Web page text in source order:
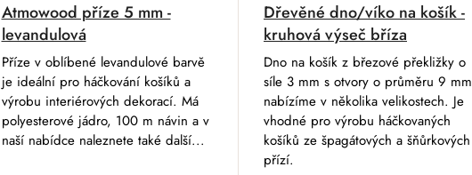
Atmowood příze 5 mm -
levandulová
Příze v oblíbené levandulové barvě
je ideální pro háčkování košíků a
výrobu interiérových dekorací. Má
polyesterové jádro, 100 m návin a v
naší nabídce naleznete také další...
Dřevěné dno/víko na košík -
kruhová výseč bříza
Dno na košík z březové překližky o
síle 3 mm s otvory o průměru 9 mm
nabízíme v několika velikostech. Je
vhodné pro výrobu háčkovaných
košíků ze špagátových a šňůrkových
přízí.